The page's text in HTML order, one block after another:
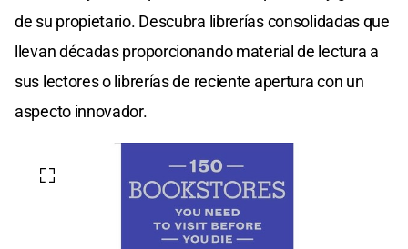
de su propietario. Descubra librerías consolidadas que
llevan décadas proporcionando material de lectura a
sus lectores o librerías de reciente apertura con un
aspecto innovador.